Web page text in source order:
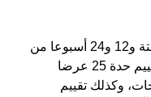
وقبل خضوع النساء للجراحة وبعد ستة و12 و24 أسبوعا من
الاستماع إلى الموسيقى، بدأن في تقييم حدة 25 عرضا
وكذلك تقييم